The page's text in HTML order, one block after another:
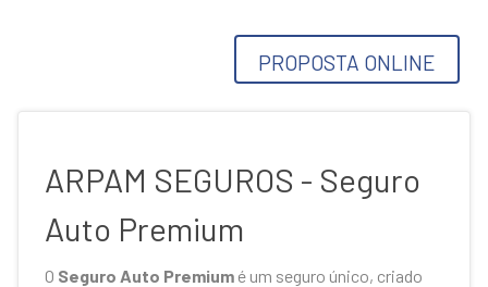
PROPOSTA ONLINE
ARPAM SEGUROS - Seguro
Auto Premium
O Seguro Auto Premium é um seguro único, criado